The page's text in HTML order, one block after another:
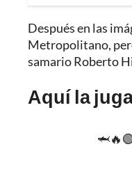
Después en las
Metropolitano,
samario Roberto
Aquí la